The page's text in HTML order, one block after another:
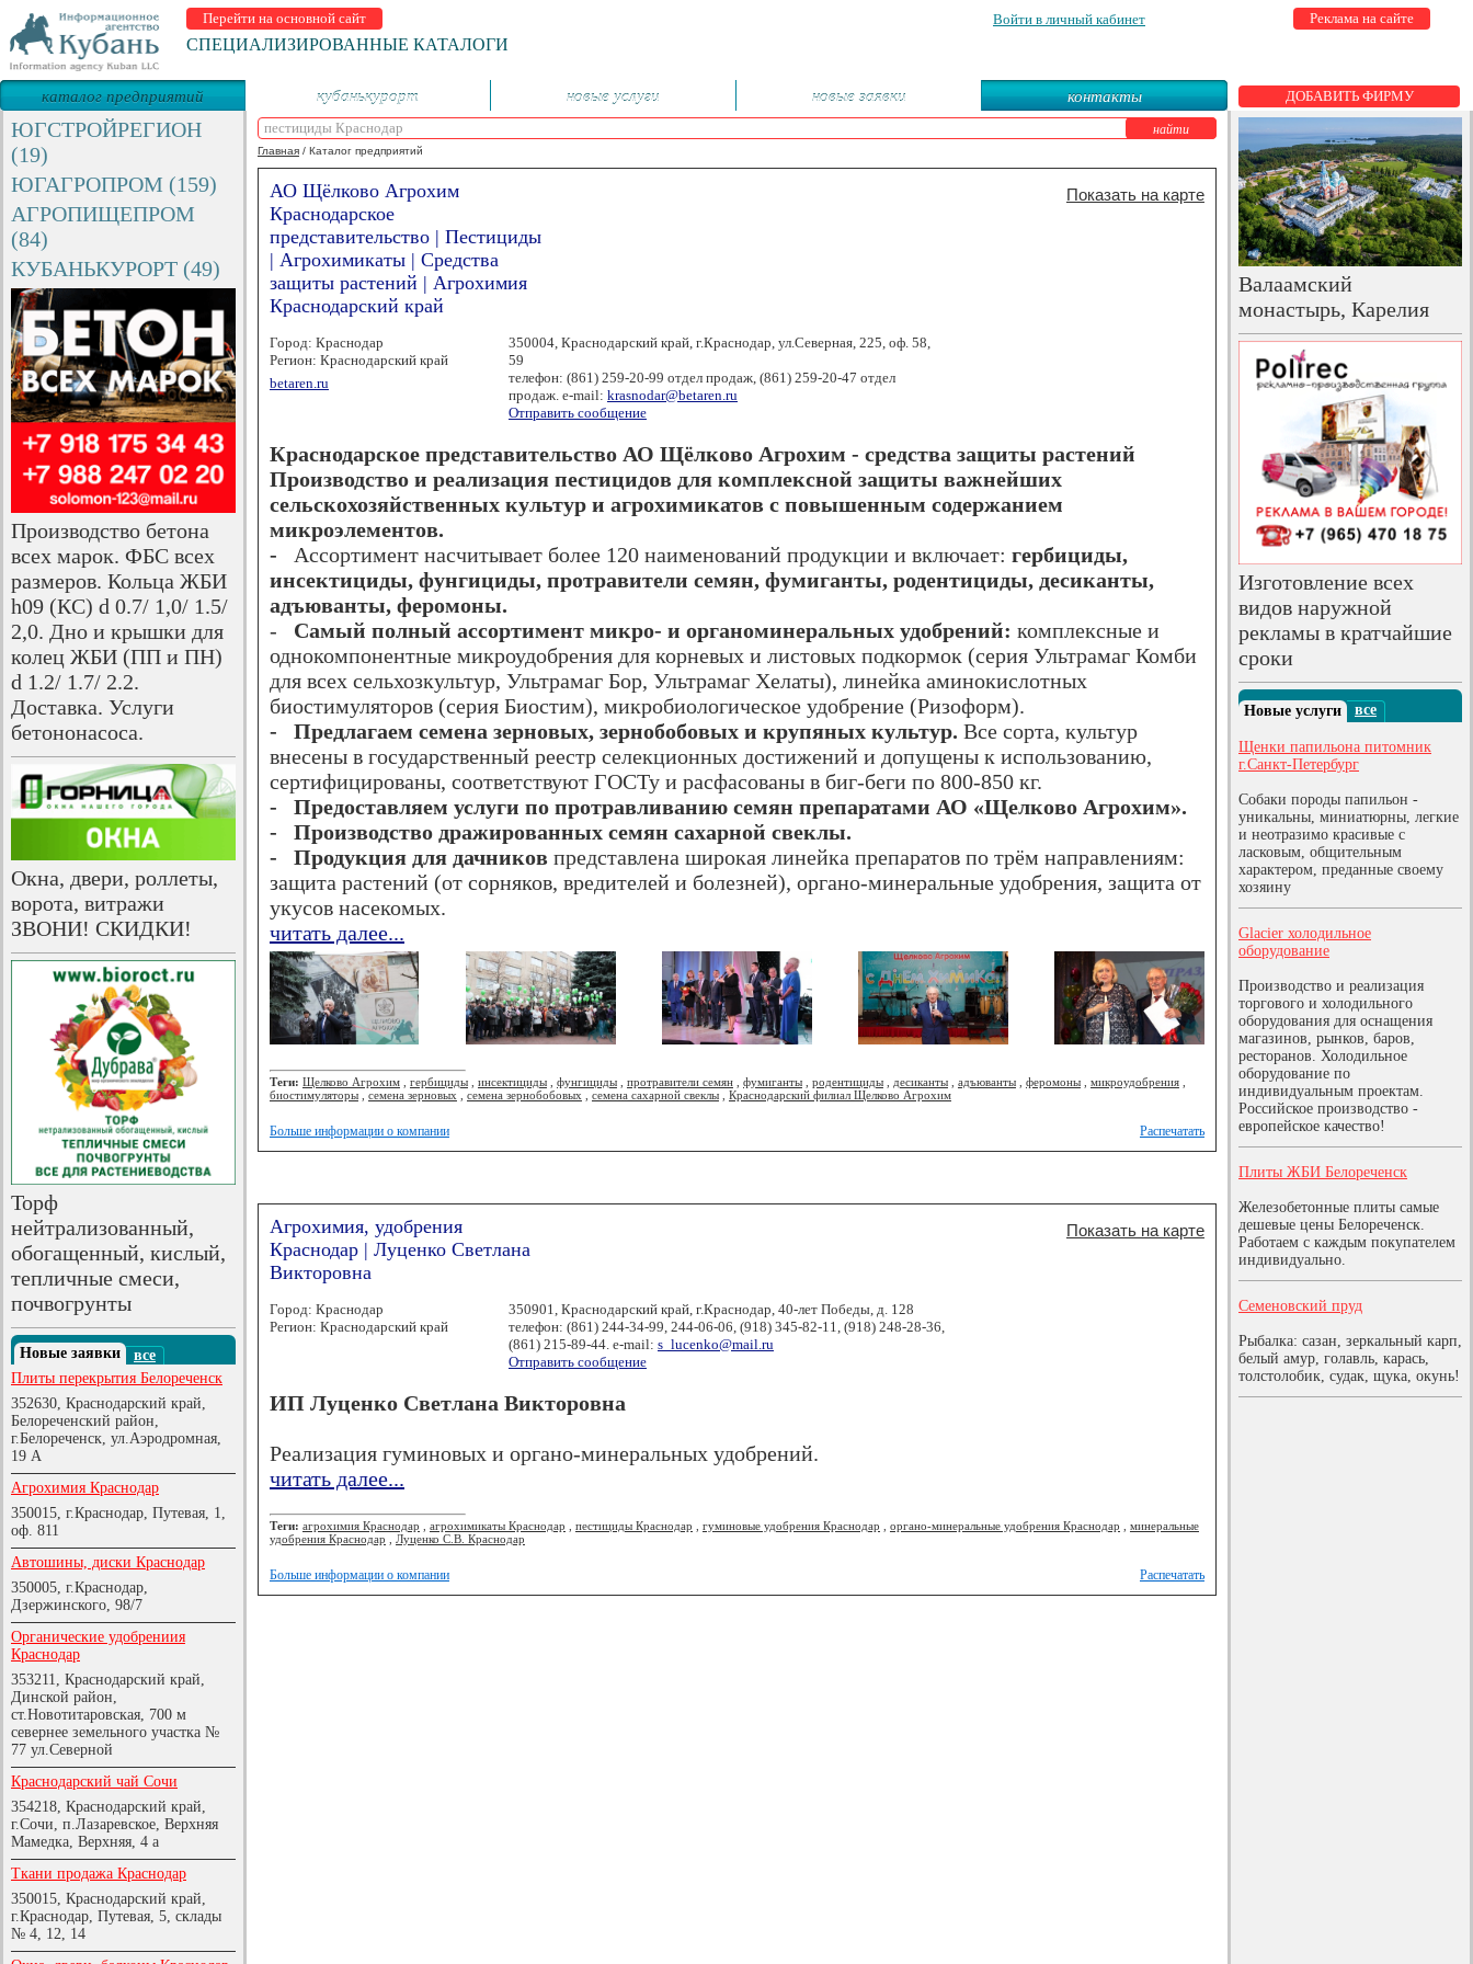
Перейти на основной сайт
СПЕЦИАЛИЗИРОВАННЫЕ КАТАЛОГИ
Войти в личный кабинет Реклама на сайте
каталог предприятий кубанькурорт новые услуги новые заявки контакты ДОБАВИТЬ ФИРМУ
ЮГСТРОЙРЕГИОН
(19)
ЮГАГРОПРОМ (159)
АГРОПИЩЕПРОМ
(84)
КУБАНЬКУРОРТ (49)
Производство бетона
всех марок. ФБС всех
размеров. Кольца ЖБИ
h09 (КС) d 0.7/ 1,0/ 1.5/
2,0. Дно и крышки для
колец ЖБИ (ПП и ПН)
d 1.2/ 1.7/ 2.2.
Доставка. Услуги
бетононасоса.
Окна, двери, роллеты,
ворота, витражи
ЗВОНИ! СКИДКИ!
Торф
нейтрализованный,
обогащенный, кислый,
тепличные смеси,
почвогрунты
Новые заявки
все
Плиты перекрытия Белореченск
352630, Краснодарский край,
Белореченский район,
г.Белореченск, ул.Аэродромная,
19 А
Агрохимия Краснодар
350015, г.Краснодар, Путевая, 1,
оф. 811
Автошины, диски Краснодар
350005, г.Краснодар,
Дзержинского, 98/7
Органические удобрениия
Краснодар
353211, Краснодарский край,
Динской район,
ст.Новотитаровская, 700 м
севернее земельного участка №
77 ул.Северной
Краснодарский чай Сочи
354218, Краснодарский край,
г.Сочи, п.Лазаревское, Верхняя
Мамедка, Верхняя, 4 а
Ткани продажа Краснодар
350015, Краснодарский край,
г.Краснодар, Путевая, 5, склады
№ 4, 12, 14
Главная/ Каталог предприятий
АО Щёлково Агрохим
Краснодарское
представительство | Пестициды
| Агрохимикаты | Cредства
защиты растений | Агрохимия
Краснодарский край
Показать на карте
Город: Краснодар
Регион: Краснодарский край
betaren.ru
350004, Краснодарский край, г.Краснодар, ул.Северная, 225, оф. 58,
59
телефон: (861) 259-20-99 отдел продаж, (861) 259-20-47 отдел
продаж. e-mail: krasnodar@betaren.ru
Отправить сообщение
Краснодарское представительство АО Щёлково Агрохим - средства защиты растений
Производство и реализация пестицидов для комплексной защиты важнейших
сельскохозяйственных культур и агрохимикатов с повышенным содержанием
микроэлементов.
- Ассортимент насчитывает более 120 наименований продукции и включает: гербициды,
инсектициды, фунгициды, протравители семян, фумиганты, родентициды, десиканты,
адъюванты, феромоны.
- Самый полный ассортимент микро- и органоминеральных удобрений: комплексные и
однокомпонентные микроудобрения для корневых и листовых подкормок (серия Ультрамаг Комби
для всех сельхозкультур, Ультрамаг Бор, Ультрамаг Хелаты), линейка аминокислотных
биостимуляторов (серия Биостим), микробиологическое удобрение (Ризоформ).
- Предлагаем семена зерновых, зернобобовых и крупяных культур. Все сорта, культур
внесены в государственный реестр селекционных достижений и допущены к использованию,
сертифицированы, соответствуют ГОСТу и расфасованы в биг-беги по 800-850 кг.
- Предоставляем услуги по протравливанию семян препаратами АО «Щелково Агрохим».
- Производство дражированных семян сахарной свеклы.
- Продукция для дачниковпредставлена широкая линейка препаратов по трём направлениям:
защита растений (от сорняков, вредителей и болезней), органо-минеральные удобрения, защита от
укусов насекомых.
читать далее...
Теги: Щелково Агрохим, гербициды, инсектициды, фунгициды, протравители семян, фумиганты, родентициды, десиканты, адъюванты, феромоны, микроудобрения,
биостимуляторы, семена зерновых семена зернобобовых семена сахарной свеклы, Краснодарский филиал Щелково Агрохим
Больше информации о компании Распечатать
Агрохимия, удобрения
Краснодар | Луценко Светлана
Викторовна
Показать на карте
Город: Краснодар
Регион: Краснодарский край
350901, Краснодарский край, г.Краснодар, 40-лет Победы, д. 128
телефон: (861) 244-34-99, 244-06-06, (918) 345-82-11, (918) 248-28-36,
(861) 215-89-44. e-mail: s_lucenko@mail.ru
Отправить сообщение
ИП Луценко Светлана Викторовна
Реализация гуминовых и органо-минеральных удобрений.
читать далее...
Теги: агрохимия Краснодар агрохимикаты Краснодар пестициды Краснодар гуминовые удобрения Краснодар органо-минеральные удобрения Краснодар
минеральные
удобрения Краснодар
Луценко С.В. Краснодар
Больше информации о компании Распечатать
Валаамский
монастырь, Карелия
Изготовление всех
видов наружной
рекламы в кратчайшие
сроки
Новые услуги все
Щенки папильона питомник
г.Санкт-Петербург
Собаки породы папильон -
уникальны, миниатюрны, легкие
и неотразимо красивые с
ласковым, общительным
характером, преданные своему
хозяину
Glacier холодильное
оборудование
Производство и реализация
торгового и холодильного
оборудования для оснащения
магазинов, рынков, баров,
ресторанов. Холодильное
оборудование по
индивидуальным проектам.
Российское производство -
европейское качество!
Плиты ЖБИ Белореченск
Железобетонные плиты самые
дешевые цены Белореченск.
Работаем с каждым покупателем
индивидуально.
Семеновский пруд
Рыбалка: сазан, зеркальный карп,
белый амур, голавль, карась,
толстолобик, судак, щука, окунь!